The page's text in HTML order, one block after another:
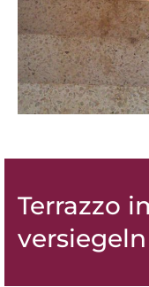
Terrazzo
versiegeln